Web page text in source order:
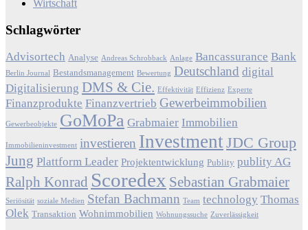
Wirtschaft
Schlagwörter
Advisortech Analyse Andreas Schrobback Anlage Bancassurance Bank
Berlin Journal Bestandsmanagement Bewertung Deutschland digital
Digitalisierung DMS & Cie. Effektivität Effizienz Experte
Finanzprodukte Finanzvertrieb Gewerbeimmobilien
Gewerbeobjekte GoMoPa Grabmaier Immobilien
Immobilieninvestment investieren Investment JDC Group
Jung Plattform Leader Projektentwicklung Publity publity AG
Ralph Konrad Scoredex Sebastian Grabmaier
Seriösität soziale Medien Stefan Bachmann Team technology Thomas
Olek Transaktion Wohnimmobilien Wohnungssuche Zuverlässigkeit